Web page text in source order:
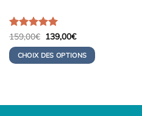
Note5.00
sur 5
159,00€ Le
initial
était :
159,00€.
139,00€Le
actuel
est :
139,00€.
CHOIX DES OPTIONS